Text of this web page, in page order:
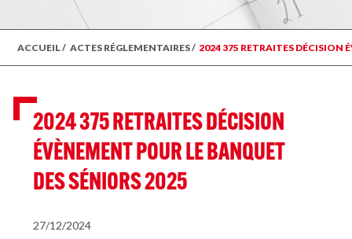
ACCUEIL/ ACTES RÉGLEMENTAIRES/ 2024 375 RETRAITES DÉCISION
2024 375 RETRAITES DÉCISION
ÉVÈNEMENT POUR LE BANQUET
DES SÉNIORS 2025
27/12/2024